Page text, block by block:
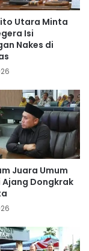
Utara Minta
Isi
Nakes di
Juara Umum
Ajang Dongkrak